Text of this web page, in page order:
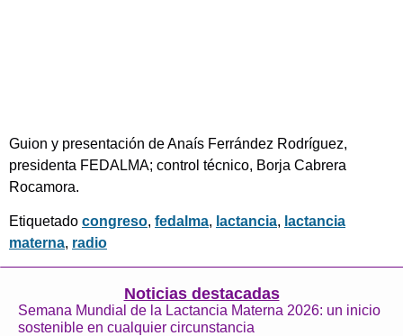
Guion y presentación de Anaís Ferrández Rodríguez,
presidenta FEDALMA; control técnico, Borja Cabrera
Rocamora.
Etiquetado congreso, fedalma, lactancia, lactancia
materna, radio
Noticias destacadas
Semana Mundial de la Lactancia Materna 2026: un inicio
sostenible en cualquier circunstancia